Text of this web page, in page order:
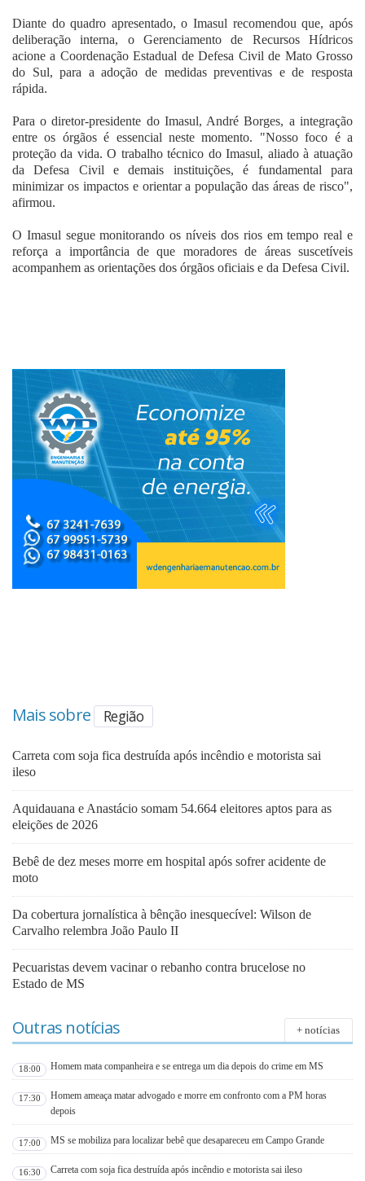
Diante do quadro apresentado, o Imasul recomendou que, após
deliberação interna, o Gerenciamento de Recursos Hídricos
acione a Coordenação Estadual de Defesa Civil de Mato Grosso
do Sul, para a adoção de medidas preventivas e de resposta
rápida.
Para o diretor-presidente do Imasul, André Borges, a integração
entre os órgãos é essencial neste momento. "Nosso foco é a
proteção da vida. O trabalho técnico do Imasul, aliado à atuação
da Defesa Civil e demais instituições, é fundamental para
minimizar os impactos e orientar a população das áreas de risco",
afirmou.
O Imasul segue monitorando os níveis dos rios em tempo real e
reforça a importância de que moradores de áreas suscetíveis
acompanhem as orientações dos órgãos oficiais e da Defesa Civil.
Mais sobre Região
Carreta com soja fica destruída após incêndio e motorista sai
ileso
Aquidauana e Anastácio somam 54.664 eleitores aptos para as
eleições de 2026
Bebê de dez meses morre em hospital após sofrer acidente de
moto
Da cobertura jornalística à bênção inesquecível: Wilson de
Carvalho relembra João Paulo II
Pecuaristas devem vacinar o rebanho contra brucelose no
Estado de MS
Outras notícias + notícias
18:00 Homem mata companheira e se entrega um dia depois do crime em MS
17:30
Homem ameaça matar advogado e morre em confronto com a PM horas
depois
17:00 MS se mobiliza para localizar bebê que desapareceu em Campo Grande
16:30 Carreta com soja fica destruída após incêndio e motorista sai ileso